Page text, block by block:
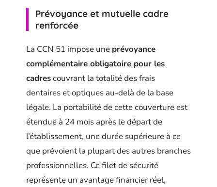
Prévoyance et mutuelle cadre
renforcée
La CCN 51 impose une prévoyance
complémentaire obligatoire pour les
cadrescouvrant la totalité des frais
dentaires et optiques au-delà de la base
légale. La portabilité de cette couverture est
étendue à 24 mois après le départ de
l’établissement, une durée supérieure à ce
que prévoient la plupart des autres branches
professionnelles. Ce filet de sécurité
représente un avantage financier réel,